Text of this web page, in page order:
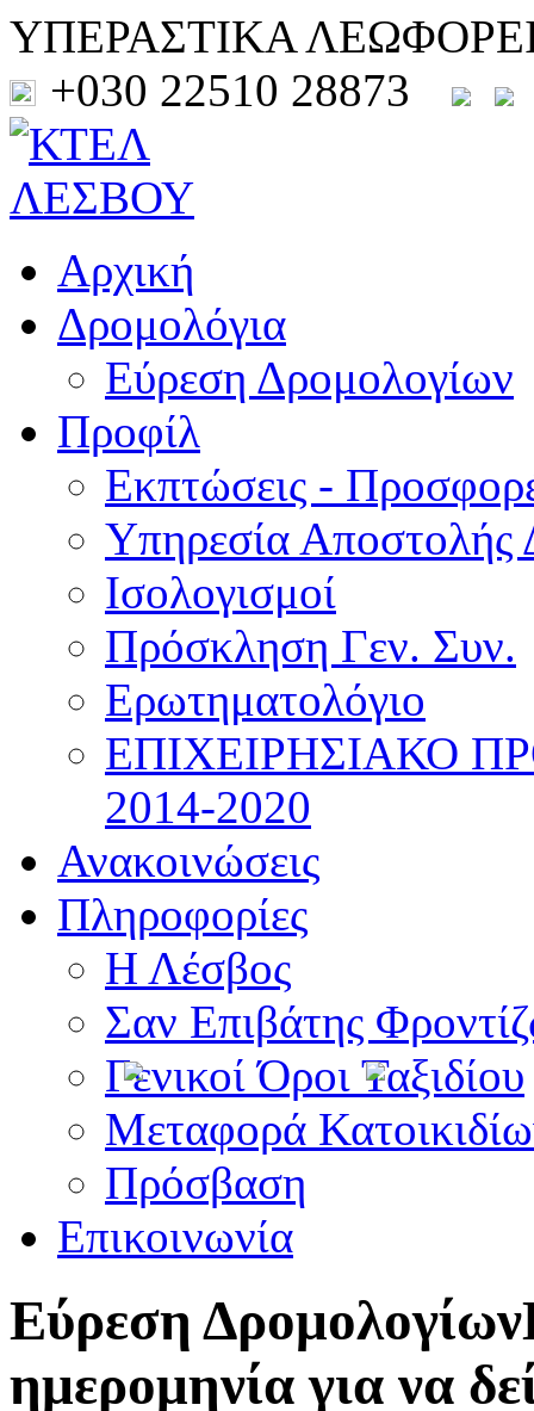
ΥΠΕΡΑΣΤΙΚΑ
+030 22510 28873
Αρχική
Δρομολόγια
Εύρεση Δρομολογίων
Προφίλ
Εκπτώσεις -
Υπηρεσία Αποστολής
Ισολογισμοί
Πρόσκληση Γεν. Συν.
Ερωτηματολόγιο
ΕΠΙΧΕΙΡΗΣΙΑΚΟ
2014-2020
Ανακοινώσεις
Πληροφορίες
Η Λέσβος
Σαν Επιβάτης
Γενικοί Όροι Ταξιδίου
Μεταφορά
Πρόσβαση
Επικοινωνία
Εύρεση Δρομολογίων
ημερομηνία για να